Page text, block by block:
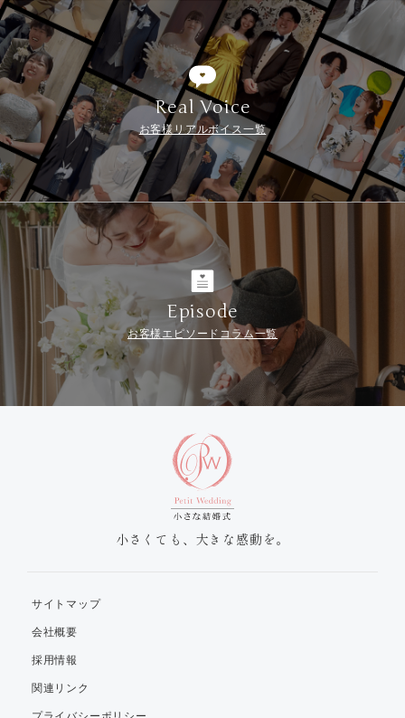
Real Voice
お客様リアルボイス一覧
Episode
お客様エピソードコラム一覧
小さくても、大きな感動を。
サイトマップ
会社概要
採用情報
関連リンク